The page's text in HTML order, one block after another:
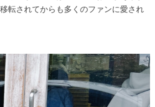
転されてからも多くのファンに愛され